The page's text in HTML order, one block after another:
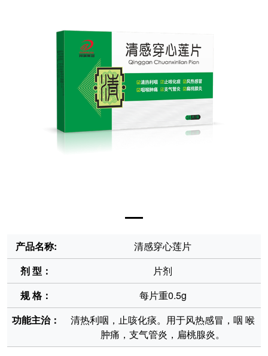
产品名称:
清感穿心莲片
剂 型：
片剂
规 格：
每片重0.5g
功能主治：
清热利咽，止咳化痰。用于风热感冒，咽 喉
肿痛，支气管炎，扁桃腺炎。